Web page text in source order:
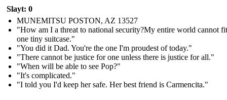
Slayt: 0
MUNEMITSU POSTON, AZ 13527
"How am I a threat to national security?My entire world cannot
one tiny suitcase."
" You did it Dad. You're the one I'm proudest of today."
" There cannot be justice for one unless there is justice for all."
"When will be able to see Pop?"
"It's complicated."
"I told you I'd keep her safe. Her best friend is Carmencita."